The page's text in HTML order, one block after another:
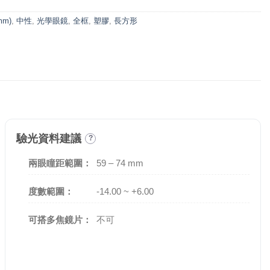
中性 光學眼鏡 全框 塑膠 長方形
驗光資料建議 ?
兩眼瞳距範圍： 59 – 74 mm
度數範圍： -14.00 ~ +6.00
可搭多焦鏡片： 不可